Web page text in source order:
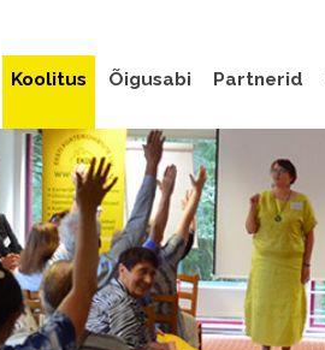
Koolitus Õigusabi Partnerid